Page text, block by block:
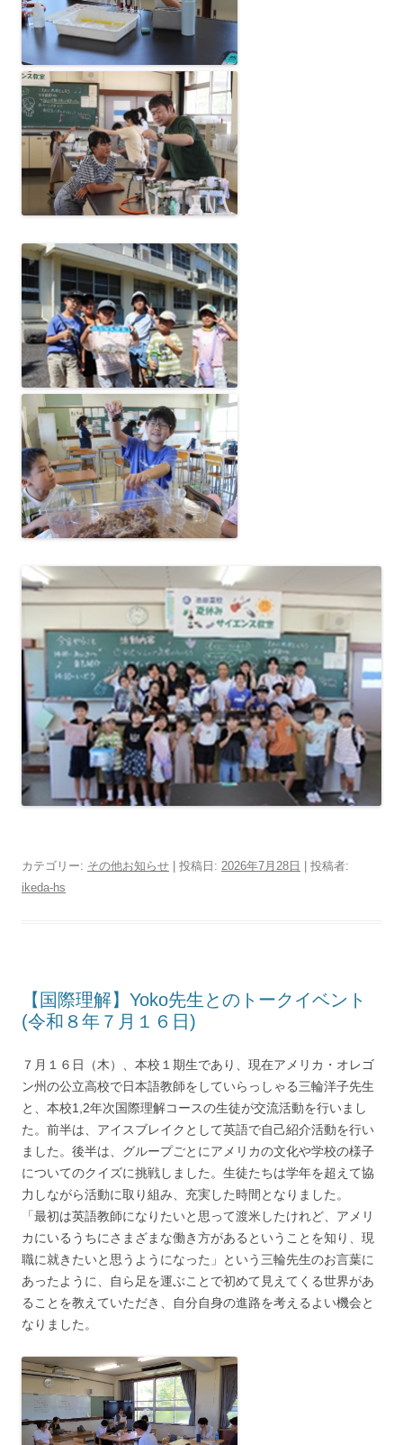
カテゴリー: その他お知らせ | 投稿日: 2026年7月28日
投稿者:
ikeda-hs
【国際理解】Yoko先生とのトークイベント
(令和８年７月１６日)
７月１６日（木）、本校１期生であり、現在アメリカ・オレゴ
ン州の公立高校で日本語教師をしていらっしゃる三輪洋子先生
と、本校1,2年次国際理解コースの生徒が交流活動を行いまし
た。前半は、アイスブレイクとして英語で自己紹介活動を行い
ました。後半は、グループごとにアメリカの文化や学校の様子
についてのクイズに挑戦しました。生徒たちは学年を超えて協
力しながら活動に取り組み、充実した時間となりました。
「最初は英語教師になりたいと思って渡米したけれど、アメリ
カにいるうちにさまざまな働き方があるということを知り、現
職に就きたいと思うようになった」という三輪先生のお言葉に
あったように、自ら足を運ぶことで初めて見えてくる世界があ
ることを教えていただき、自分自身の進路を考えるよい機会と
なりました。